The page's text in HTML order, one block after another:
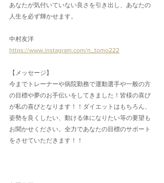
あなたが気付いていない良さを引き出し、あなたの
人生を必ず輝かせます。
中村友洋
https://www.instagram.com/n_tomo222
【メッセージ】
今までトレーナーや病院勤務で運動選手や一般の方
の目標や夢のお手伝いをしてきました！皆様の喜び
が私の喜びとなります！！ダイエットはもちろん、
姿勢を良くしたい、動ける体になりたい等の要望も
お聞かせください。全力であなたの目標のサポート
をさせていただきます！！